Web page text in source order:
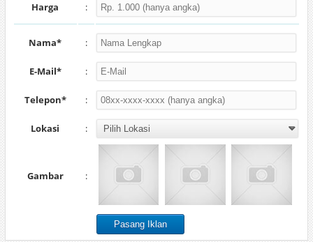
Harga :
Nama* :
E-Mail* :
Telepon* :
Lokasi :
Gambar :